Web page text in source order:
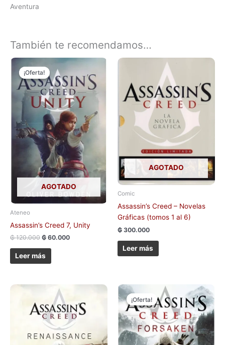
Aventura
También te recomendamos…
¡Oferta!
AGOTADO
¡Oferta!
Ateneo
Assassin’s Creed 7, Unity
₲120.000
precio
original
era:
₲ 120.000.
₲ 60.000
El
actual
es:
₲ 60.000.
Leer más
AGOTADO
Comic
Assassin’s Creed – Novelas
Gráficas (tomos 1 al 6)
₲ 300.000
Leer más
¡Oferta!
¡Oferta!
precio
original
era:
₲ 120.000.
precio
actual
es:
₲ 60.000.